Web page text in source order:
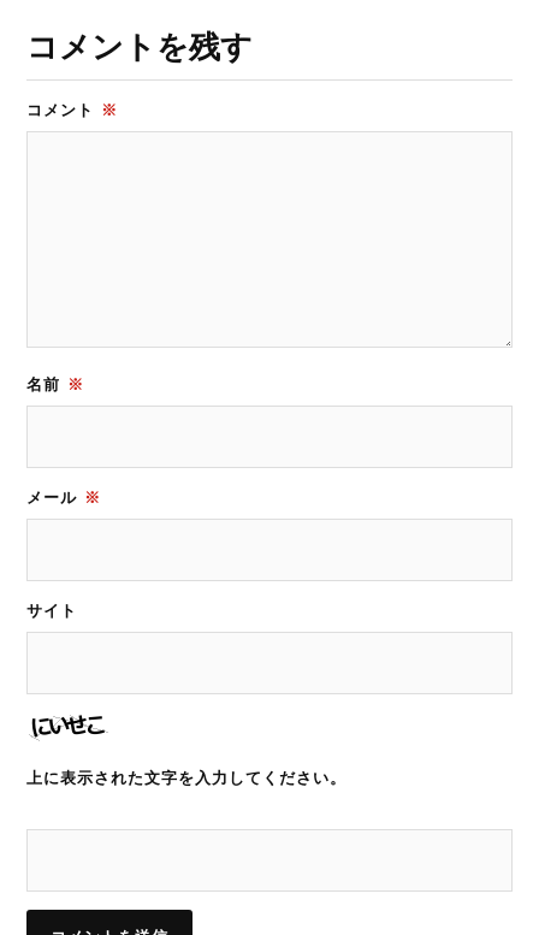
コメントを残す
コメント ※
名前 ※
メール ※
サイト
上に表示された文字を入力してください。